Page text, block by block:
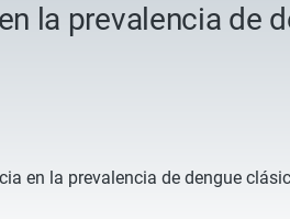
la prevalencia de
en la prevalencia de dengue